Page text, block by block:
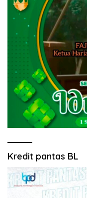
Kredit pantas BL